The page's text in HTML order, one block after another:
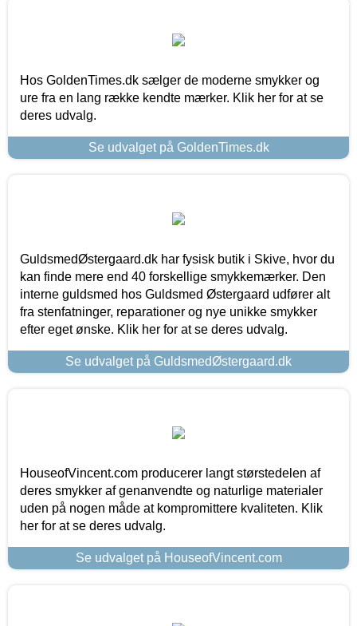
Hos GoldenTimes.dk sælger de moderne smykker og
ure fra en lang række kendte mærker. Klik her for at se
deres udvalg.
Se udvalget på GoldenTimes.dk
GuldsmedØstergaard.dk har fysisk butik i Skive, hvor du
kan finde mere end 40 forskellige smykkemærker. Den
interne guldsmed hos Guldsmed Østergaard udfører alt
fra stenfatninger, reparationer og nye unikke smykker
efter eget ønske. Klik her for at se deres udvalg.
Se udvalget på GuldsmedØstergaard.dk
HouseofVincent.com producerer langt størstedelen af
deres smykker af genanvendte og naturlige materialer
uden på nogen måde at kompromittere kvaliteten. Klik
her for at se deres udvalg.
Se udvalget på HouseofVincent.com